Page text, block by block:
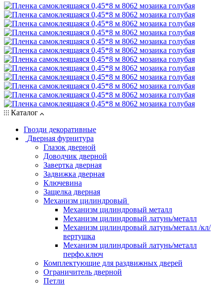
Каталог
Гвозди декоративные
Дверная фурнитура
Глазок дверной
Доводчик дверной
Завертка дверная
Задвижка дверная
Ключевина
Защелка дверная
Механизм цилиндровый
Механизм цилиндровый металл
Механизм цилиндровый латунь/металл
Механизм цилиндровый латунь/металл /кл/
вертушка
Механизм цилиндровый латунь/металл
перфо.ключ
Комплектующие для раздвижных дверей
Ограничитель дверной
Петли